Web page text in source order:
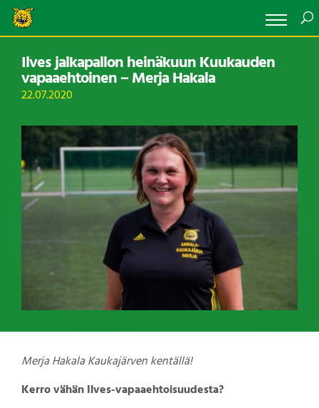
Ilves jalkapallon heinäkuun Kuukauden
vapaaehtoinen – Merja Hakala
22.07.2020
Merja Hakala Kaukajärven kentällä!
Kerro vähän Ilves-vapaaehtoisuudesta?